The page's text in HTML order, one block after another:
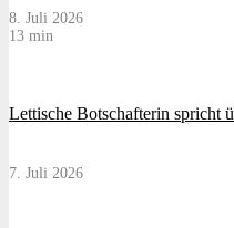
8. Juli 2026
13 min
Lettische Botschafterin spricht
7. Juli 2026